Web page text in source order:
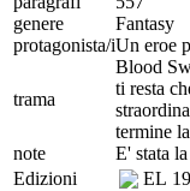
genere
Fantasy
protagonista/iUn eroe
trama
Blood
ti resta
termine
note
E' stata
Edizioni
EL